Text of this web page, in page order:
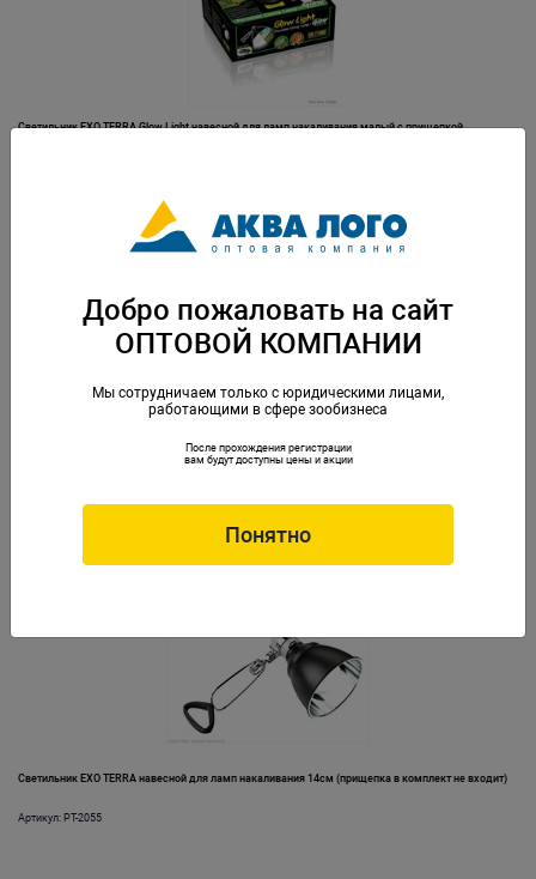
Светильник EXO TERRA Glow Light навесной для ламп накаливания малый с прищепкой
Светильник EXO TERRA Glow Light навесной для ламп накаливания средний с прищепкой
Светильник EXO TERRA навесной для ламп накаливания 14см (прищепка в комплект не входит)
Артикул: PT-2055
Добро пожаловать на сайт
ОПТОВОЙ КОМПАНИИ
Мы сотрудничаем только с юридическими лицами,
работающими в сфере зообизнеса
После прохождения регистрации
вам будут доступны цены и акции
Понятно